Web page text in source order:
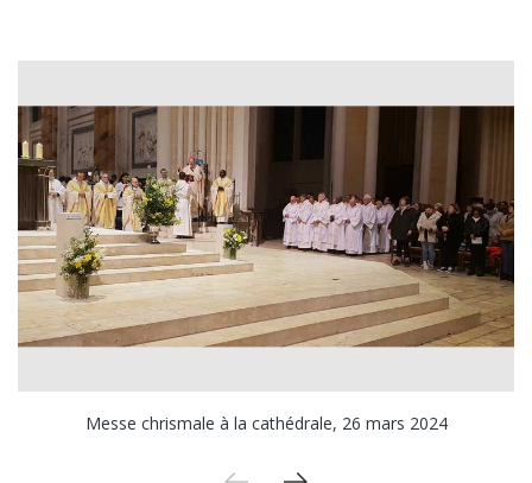
Messe chrismale à la cathédrale, 26 mars 2024